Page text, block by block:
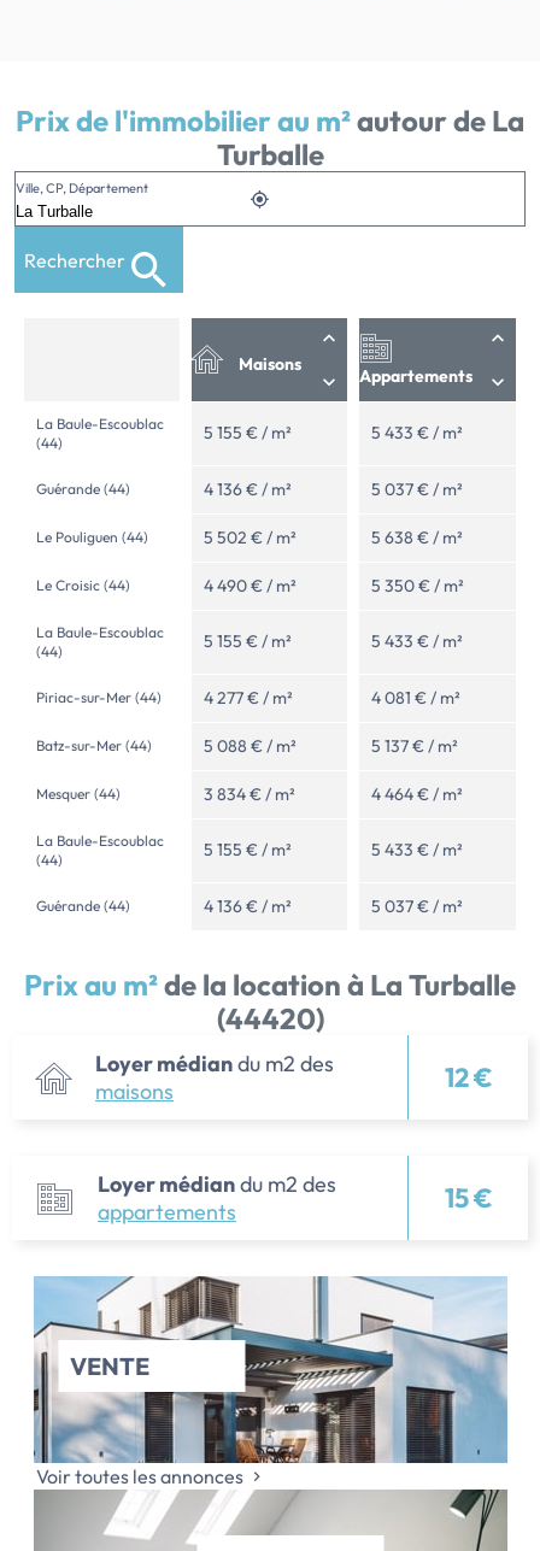
Prix de l'immobilier au m²autour de La
Turballe
Ville, CP, Département
Rechercher
Maisons
Appartements
La Baule-Escoublac
(44)
5 155 € / m² 5 433 € / m²
Guérande (44) 4 136 € / m² 5 037 € / m²
Le Pouliguen (44) 5 502 € / m² 5 638 € / m²
Le Croisic (44) 4 490 € / m² 5 350 € / m²
La Baule-Escoublac
(44)
5 155 € / m² 5 433 € / m²
Piriac-sur-Mer (44) 4 277 € / m² 4 081 € / m²
Batz-sur-Mer (44) 5 088 € / m² 5 137 € / m²
Mesquer (44) 3 834 € / m² 4 464 € / m²
La Baule-Escoublac
(44)
5 155 € / m² 5 433 € / m²
Guérande (44) 4 136 € / m² 5 037 € / m²
Prix au m²de la location à La Turballe
(44420)
Loyer médiandu m2 des
maisons
12 €
Loyer médiandu m2 des
appartements
15 €
VENTE
Voir toutes les annonces